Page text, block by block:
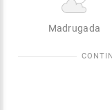
Madrugada